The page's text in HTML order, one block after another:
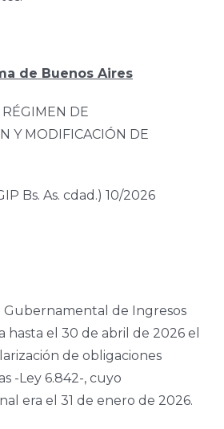
de Buenos Aires
DE
Y MODIFICACIÓN DE
Bs. As. cdad.) 10/2026
Gubernamental de Ingresos
hasta el 30 de abril de 2026 el
de obligaciones
-Ley 6.842-, cuyo
era el 31 de enero de 2026.